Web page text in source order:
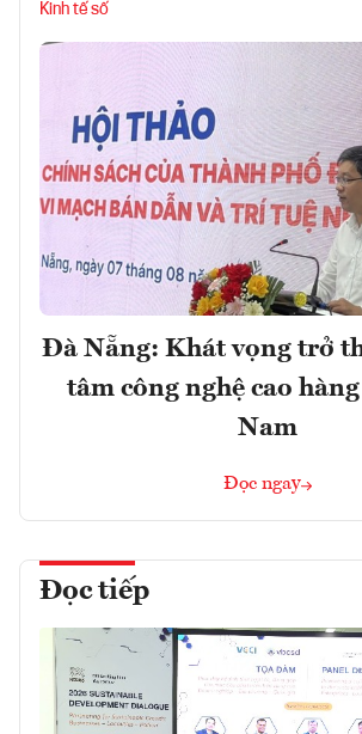
Kinh tế số
Đà Nẵng: Khát vọng trở
tâm công nghệ cao
Nam
Đọc ngay
Đọc tiếp